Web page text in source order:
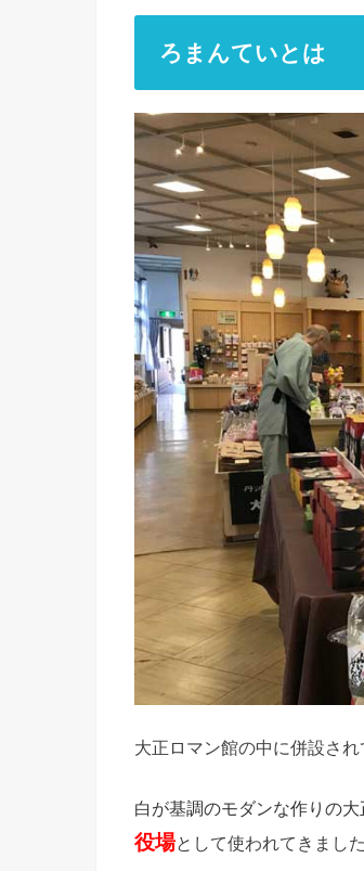
ろまんていとは
大正ロマン館の中に併設され
白が基調のモダンな作りの
役場として使われてきました